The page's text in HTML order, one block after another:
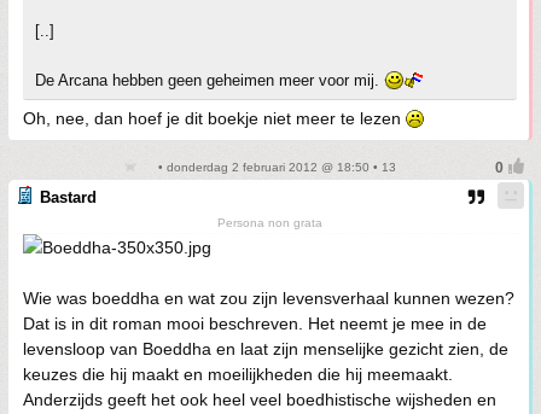
[..]
De Arcana hebben geen geheimen meer voor mij.
Oh, nee, dan hoef je dit boekje niet meer te lezen
• donderdag 2 februari 2012 @ 18:50 • 13
Bastard
Persona non grata
Wie was boeddha en wat zou zijn levensverhaal kunnen wezen?
Dat is in dit roman mooi beschreven. Het neemt je mee in de
levensloop van Boeddha en laat zijn menselijke gezicht zien, de
keuzes die hij maakt en moeilijkheden die hij meemaakt.
Anderzijds geeft het ook heel veel boedhistische wijsheden en